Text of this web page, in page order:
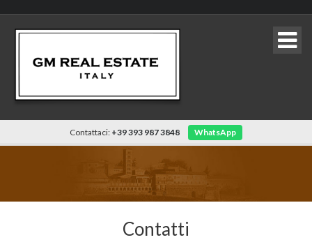
Contattaci: +39 393 987 3848 WhatsApp
Contatti